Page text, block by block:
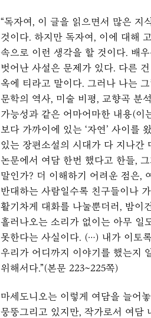
“독자여, 이 글을 읽으면서 많은 지
것이다. 하지만 독자여, 이에 대해
속으로 이런 생각을 할 것이다. 배
벗어난 사설은 문제가 있다. 다른
옥에 티라고 말이다. 그러나 나는
문학의 역사, 미술 비평, 교향곡 분
가능성과 같은 어마어마한 내용(이
보다 가까이에 있는 ‘자연’ 사이를
있는 장편소설의 시대가 다 지나간
논문에서 여담 한번 했다고 한들,
말인가? 더 이해하기 어려운 점은,
반대하는 사람일수록 친구들이나
활기차게 대화를 나눌뿐더러, 밤이
흘러나오는 소리가 없이는 아무 일
못한다는 사실이다. (…) 내가 이토
우리가 어디까지 이야기를 했는지
위해서다.”(본문 223~225쪽)
마세도니오는 이렇게 여담을 늘어
뭉뚱그리고 있지만, 작가로서 여담